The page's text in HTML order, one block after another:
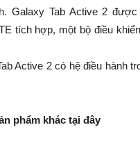
Galaxy Tab Active 2
tích hợp, một bộ điều
Active 2 có hệ điều hành
phẩm khác tại đây